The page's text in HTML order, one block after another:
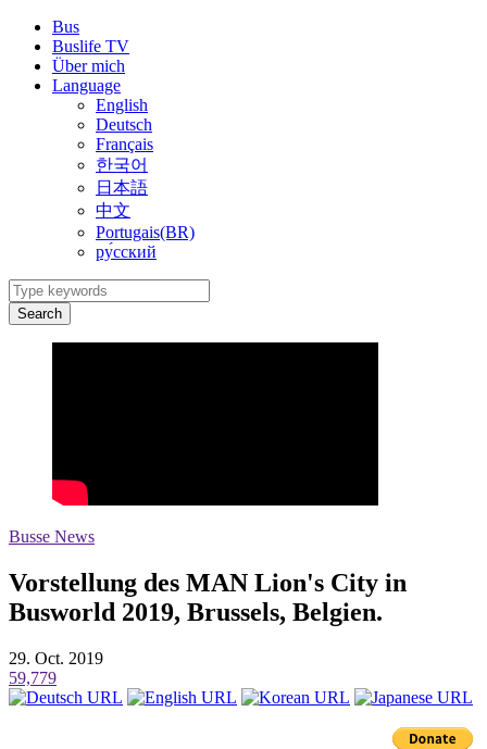
Bus
Buslife TV
Über mich
Language
English
Deutsch
Français
한국어
日本語
中文
Portugais(BR)
ру́сский
Search
Busse News
Vorstellung des MAN Lion's City in
Busworld 2019, Brussels, Belgien.
29. Oct. 2019
59,779